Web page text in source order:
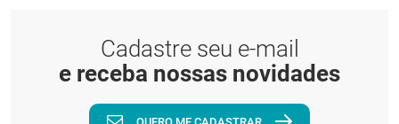
Cadastre seu e-mail
e receba nossas novidades